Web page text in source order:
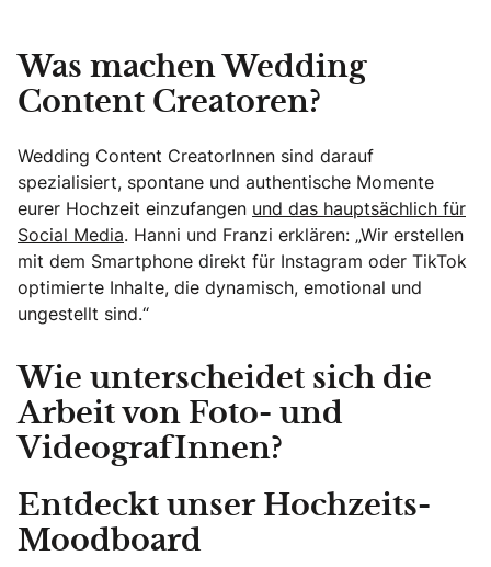
Was machen Wedding
Content Creatoren?
Wedding Content CreatorInnen sind darauf
spezialisiert, spontane und authentische Momente
eurer Hochzeit einzufangen und das hauptsächlich für
Social Media. Hanni und Franzi erklären: „Wir erstellen
mit dem Smartphone direkt für Instagram oder TikTok
optimierte Inhalte, die dynamisch, emotional und
ungestellt sind.“
Wie unterscheidet sich die
Arbeit von Foto- und
VideografInnen?
Entdeckt unser Hochzeits-
Moodboard